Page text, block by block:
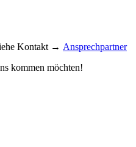
Kontakt → Ansprechpartner
kommen möchten!